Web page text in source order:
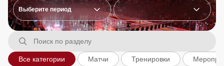
Все категории Матчи Тренировки